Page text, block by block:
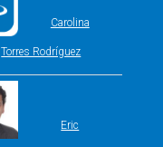
Carolina
Torres Rodríguez
Eric